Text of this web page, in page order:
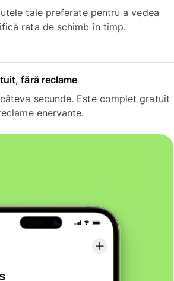
tale preferate pentru a vedea
rata de schimb în timp.
fără reclame
secunde. Este complet gratuit
enervante.